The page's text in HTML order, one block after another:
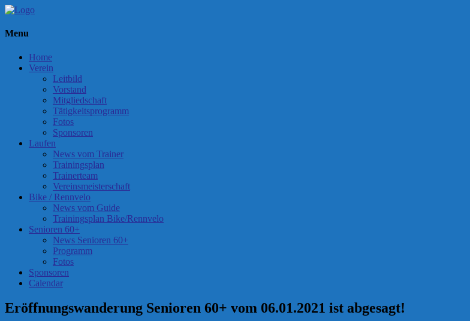
Menu
Home
Verein
Leitbild
Vorstand
Mitgliedschaft
Tätigkeitsprogramm
Fotos
Sponsoren
Laufen
News vom Trainer
Trainingsplan
Trainerteam
Vereinsmeisterschaft
Bike / Rennvelo
News vom Guide
Trainingsplan Bike/Rennvelo
Senioren 60+
News Senioren 60+
Programm
Fotos
Sponsoren
Calendar
Eröffnungswanderung Senioren 60+ vom 06.01.2021 ist abgesagt!